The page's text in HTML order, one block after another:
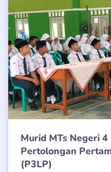
Murid MTs Negeri
Pertolongan
(P3LP)